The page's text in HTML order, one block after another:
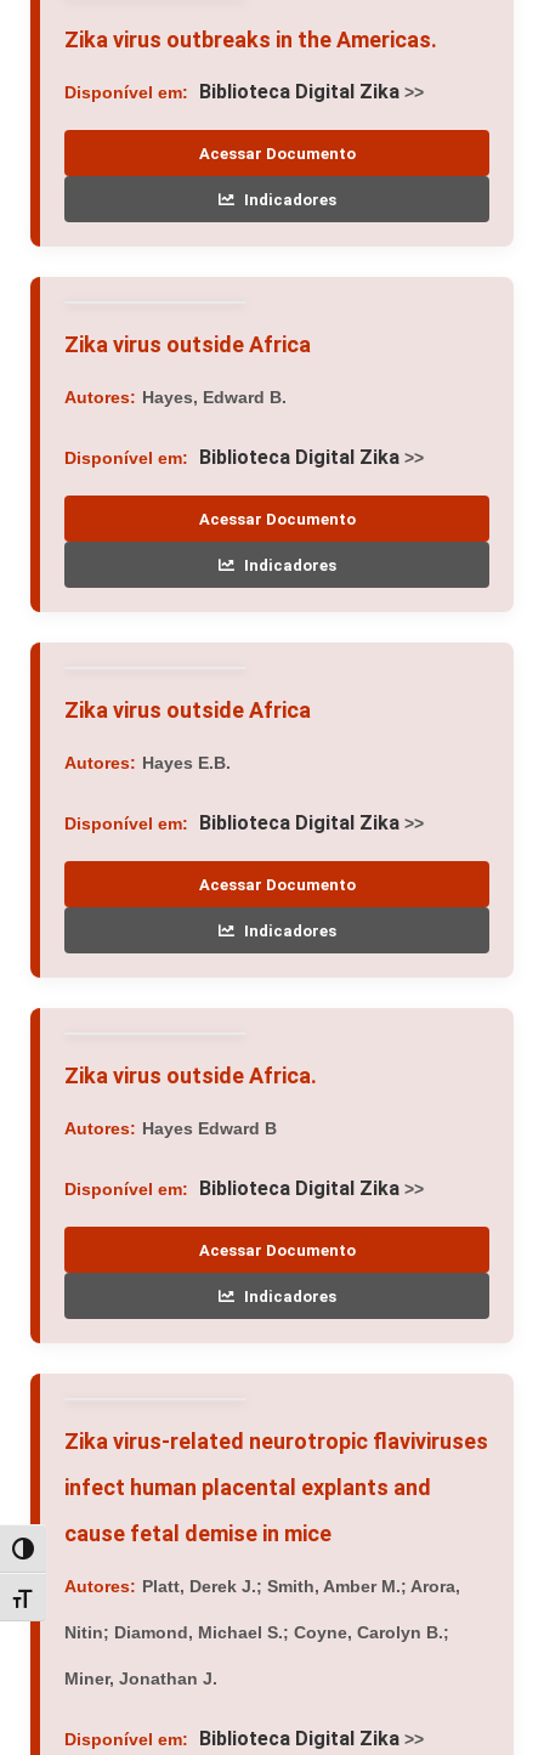
Alternar alto contraste
Alternar tamanho da fonte
Zika virus outbreaks in the Americas.
Disponível em: Biblioteca Digital Zika >>
Acessar Documento
Indicadores
Zika virus outside Africa
Autores: Hayes, Edward B.
Disponível em: Biblioteca Digital Zika >>
Acessar Documento
Indicadores
Zika virus outside Africa
Autores: Hayes E.B.
Disponível em: Biblioteca Digital Zika >>
Acessar Documento
Indicadores
Zika virus outside Africa.
Autores: Hayes Edward B
Disponível em: Biblioteca Digital Zika >>
Acessar Documento
Indicadores
Zika virus-related neurotropic flaviviruses
infect human placental explants and
cause fetal demise in mice
Autores: Platt, Derek J.; Smith, Amber M.; Arora,
Nitin; Diamond, Michael S.; Coyne, Carolyn B.;
Miner, Jonathan J.
Disponível em: Biblioteca Digital Zika >>